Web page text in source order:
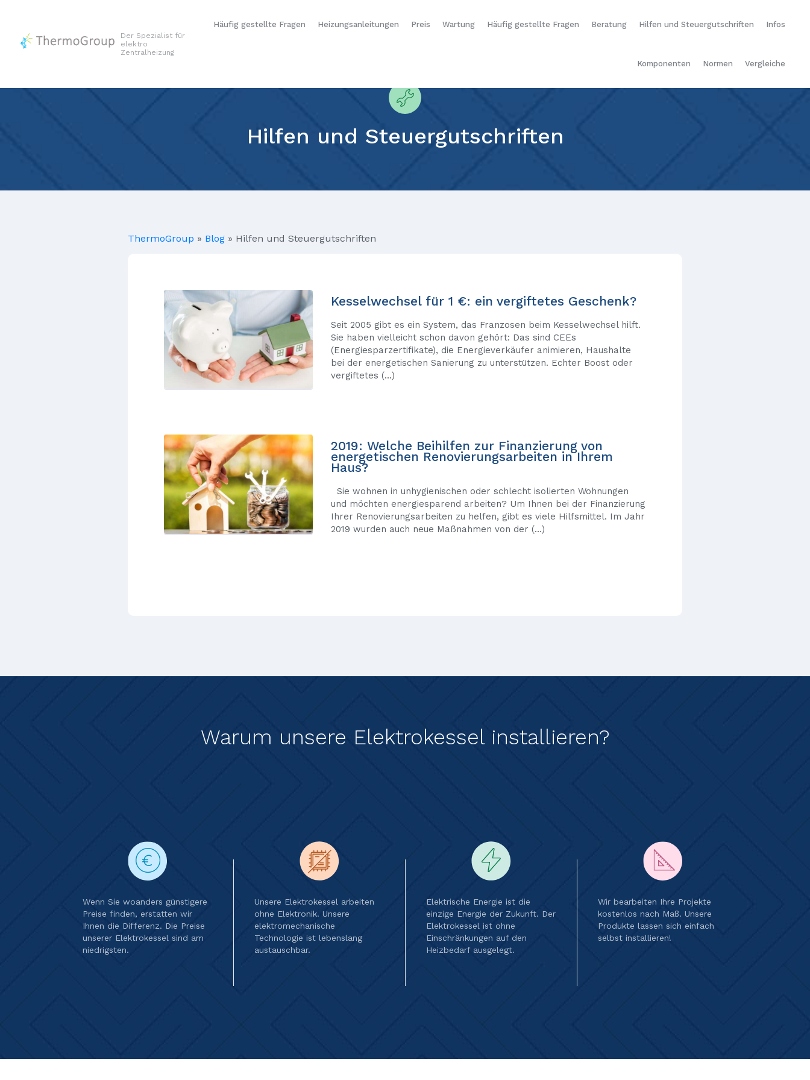
Der Spezialist für
elektro
Zentralheizung
Häufig gestellte Fragen Heizungsanleitungen Preis Wartung Häufig gestellte Fragen Beratung Hilfen und Steuergutschriften Infos
Komponenten Normen Vergleiche
Hilfen und Steuergutschriften
ThermoGroup » Blog » Hilfen und Steuergutschriften
Kesselwechsel für 1 €: ein vergiftetes Geschenk?
Seit 2005 gibt es ein System, das Franzosen beim Kesselwechsel hilft.
Sie haben vielleicht schon davon gehört: Das sind CEEs
(Energiesparzertifikate), die Energieverkäufer animieren, Haushalte
bei der energetischen Sanierung zu unterstützen. Echter Boost oder
vergiftetes (…)
2019: Welche Beihilfen zur Finanzierung von
energetischen Renovierungsarbeiten in Ihrem
Haus?
Sie wohnen in unhygienischen oder schlecht isolierten Wohnungen
und möchten energiesparend arbeiten? Um Ihnen bei der Finanzierung
Ihrer Renovierungsarbeiten zu helfen, gibt es viele Hilfsmittel. Im Jahr
2019 wurden auch neue Maßnahmen von der (…)
Warum unsere Elektrokessel installieren?
Wenn Sie woanders günstigere
Preise finden, erstatten wir
Ihnen die Differenz. Die Preise
unserer Elektrokessel sind am
niedrigsten.
Unsere Elektrokessel arbeiten
ohne Elektronik. Unsere
elektromechanische
Technologie ist lebenslang
austauschbar.
Elektrische Energie ist die
einzige Energie der Zukunft. Der
Elektrokessel ist ohne
Einschränkungen auf den
Heizbedarf ausgelegt.
Wir bearbeiten Ihre Projekte
kostenlos nach Maß. Unsere
Produkte lassen sich einfach
selbst installieren!